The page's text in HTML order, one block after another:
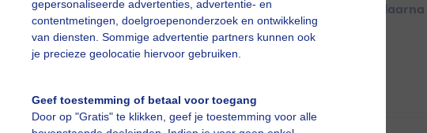
gepersonaliseerde advertenties, advertentie- en
contentmetingen, doelgroepenonderzoek en ontwikkeling
van diensten. Sommige advertentie partners kunnen ook
je precieze geolocatie hiervoor gebruiken.
Geef toestemming of betaal voor toegang
Door op "Gratis" te klikken, geef je toestemming voor alle
donkere wolken kort voordat er weer een bui viel. Gelukkig
Zoe de Rover Gemaakt: 04-06-2026, 96x bekeken